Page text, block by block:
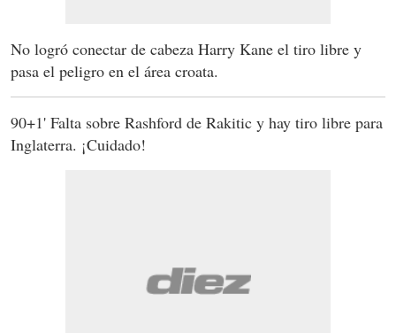
No logró conectar de cabeza Harry Kane el tiro libre y
pasa el peligro en el área croata.
90+1' Falta sobre Rashford de Rakitic y hay tiro libre para
Inglaterra. ¡Cuidado!